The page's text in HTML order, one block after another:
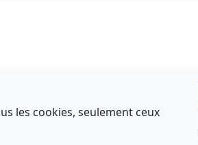
les cookies, seulement ceux